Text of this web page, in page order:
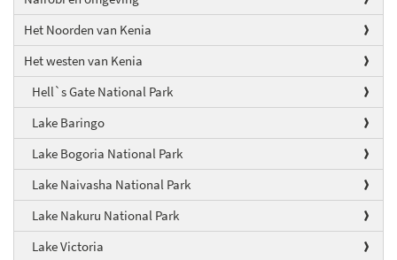
Het Noorden van Kenia
Het westen van Kenia
Hell`s Gate National Park
Lake Baringo
Lake Bogoria National Park
Lake Naivasha National Park
Lake Nakuru National Park
Lake Victoria